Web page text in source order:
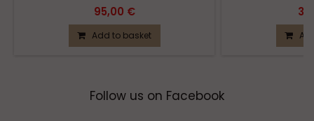
95,00 €
Add to basket
Follow us on Facebook